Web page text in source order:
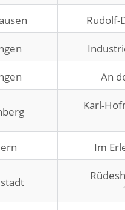
Rudolf-
An
Karl-
Im